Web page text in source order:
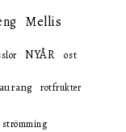
Mellis
NYÅR ost
rotfrukter